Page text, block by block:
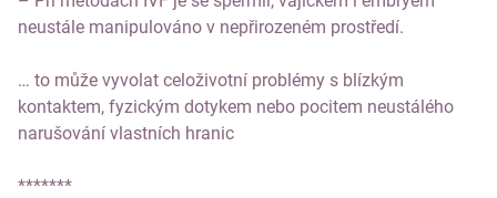
neustále manipulováno v nepřirozeném prostředí.
… to může vyvolat celoživotní problémy s blízkým
kontaktem, fyzickým dotykem nebo pocitem neustálého
narušování vlastních hranic
*******